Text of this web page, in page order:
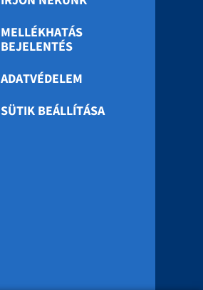
MELLÉKHATÁS
BEJELENTÉS
ADATVÉDELEM
SÜTIK BEÁLLÍTÁSA